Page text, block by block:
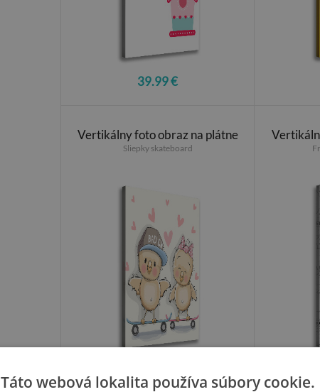
39.99 €
Vertikálny foto obraz na plátne
Sliepky skateboard
Táto webová lokalita používa súbory cookie.